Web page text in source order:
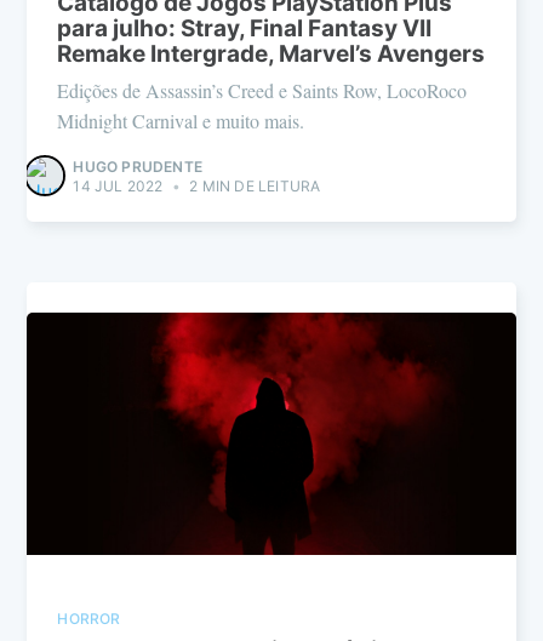
para julho: Stray, Final Fantasy VII
Remake Intergrade, Marvel’s Avengers
Edições de Assassin’s Creed e Saints Row, LocoRoco
Midnight Carnival e muito mais.
HUGO PRUDENTE
14 JUL 2022 • 2 MIN DE LEITURA
HORROR